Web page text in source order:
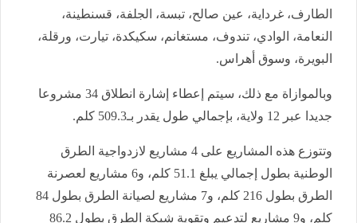
الطارف، غرداية، عين صالح، تبسة، الجلفة، قسنطينة،
النعامة، الوادي، تندوف، مستغانم، سكيكدة، تيارت، ورقلة،
البويرة، وسوق أهراس.
وبالموازاة مع ذلك، سيتم إعطاء إشارة انطلاق 34 مشروعا
جديدا عبر 12 ولاية، بإجمالي طول يقدر بـ509.3 كلم.
وتتوزع هذه المشاريع على 4 مشاريع لازدواجية الطرق
الوطنية بطول إجمالي يبلغ 51.1 كلم، و6 مشاريع لعصرنة
الطرق بطول 216 كلم، و7 مشاريع لصيانة الطرق بطول 84
كلم، و9 مشاريع لتدعيم وتقوية شبكة الطرق بطول 86.2